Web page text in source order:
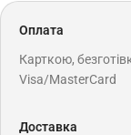
Оплата
Карткою,
Visa/MasterCard
Доставка